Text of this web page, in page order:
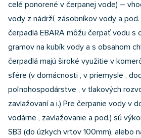
celé ponorené v čerpanej vode) –
vody z nádrží, zásobníkov vody a
čerpadlá EBARA môžu čerpať vodu s
gramov na kubík vody a s obsahom
čerpadlá majú široké využitie v
sfére (v domácnosti , v priemysle ,
poľnohospodárstve , v tlakových
zavlažovaní a i.) Pre čerpanie vody v
vodárne , zavlažovanie a pod.) sú
SB3 (do úzkych vrtov 100mm), alebo